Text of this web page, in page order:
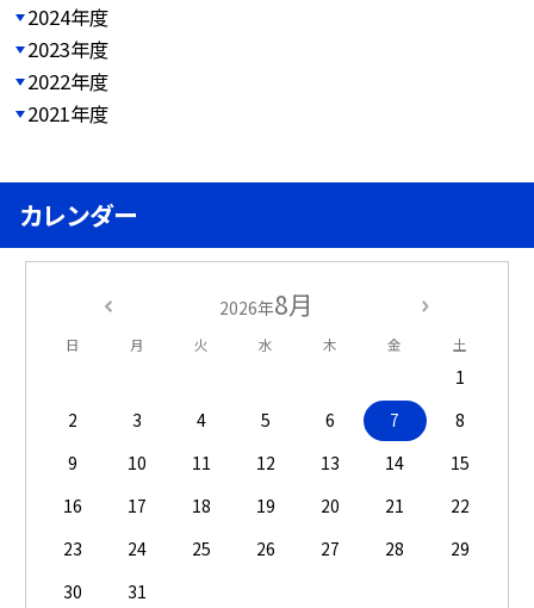
2024年度
2023年度
2022年度
2021年度
カレンダー
2026年8月
日 月 火 水 木 金 土
1
2
3 4 5 6 7
8
9
10 11 12 13 14
15
16
17 18 19 20 21
22
23
24 25 26 27 28
29
30
31